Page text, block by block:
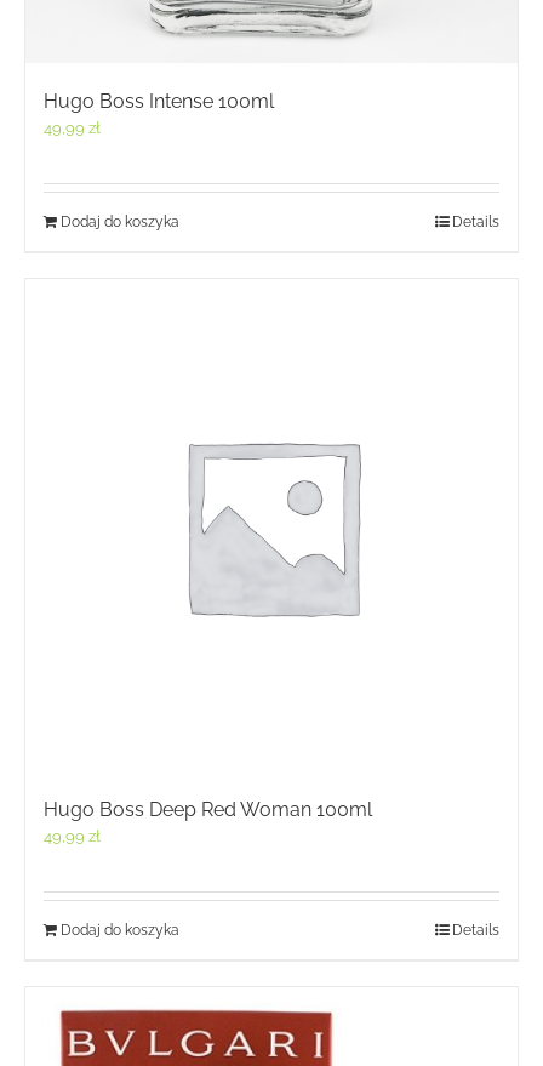
Hugo Boss Intense 100ml
49,99 zł
Dodaj do koszyka Details
Hugo Boss Deep Red Woman 100ml
49,99 zł
Dodaj do koszyka Details